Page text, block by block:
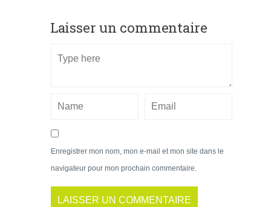
Laisser un commentaire
Enregistrer mon nom, mon e-mail et mon site dans le
navigateur pour mon prochain commentaire.